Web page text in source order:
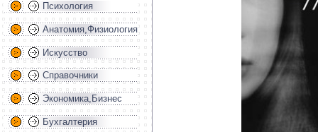
Психология
Анатомия,Физиология
Искусство
Справочники
Экономика,Бизнес
Бухгалтерия